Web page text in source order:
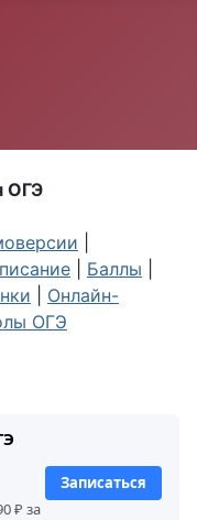
ОГЭ
Баллы
Онлайн-
ОГЭ
₽ за
Записаться